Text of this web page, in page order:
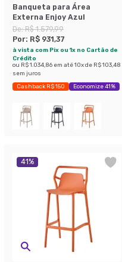
Banqueta para Área
Externa Enjoy Azul
De:R$ 1.579,99
Por: R$ 931,37
à vista com Pix ou 1x no Cartão de
Crédito
ou R$ 1.034,86 em até10x de R$ 103,48
sem juros
Cashback R$ 150 Economize 41%
41%